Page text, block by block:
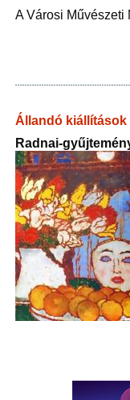
A Városi Művészeti
Állandó kiállítások
Radnai-